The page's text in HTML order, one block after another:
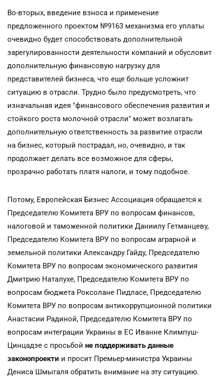
Во-вторых, введение взноса и применение
предложенного проектом №9163 механизма его уплаты
очевидно будет способствовать дополнительной
зарегулированности деятельности компаний и обусловит
дополнительную финансовую нагрузку для
представителей бизнеса, что еще больше усложнит
ситуацию в отрасли. Трудно было предусмотреть, что
изначальная идея "финансового обеспечения развития и
стойкого роста молочной отрасли" может возлагать
дополнительную ответственность за развитие отрасли
на бизнес, который пострадал, но, очевидно, и так
продолжает делать все возможное для сферы,
прозрачно работать платя налоги, и тому подобное.
Потому, Европейская Бизнес Ассоциация обращается к
Председателю Комитета ВРУ по вопросам финансов,
налоговой и таможенной политики Даниилу Гетманцеву,
Председателю Комитета ВРУ по вопросам аграрной и
земельной политики Александру Гайду, Председателю
Комитета ВРУ по вопросам экономического развития
Дмитрию Наталухе, Председателю Комитета ВРУ по
вопросам бюджета Роксолане Пидласе, Председателю
Комитета ВРУ по вопросам антикоррупционной политики
Анастасии Радиной, Председателю Комитета ВРУ по
вопросам интеграции Украины в ЕС Иванне Климпуш-
Цинцадзе с просьбой не поддерживать данные
законопроекти и просит Премьер-министра Украины
Дениса Шмыгаля обратить внимание на эту ситуацию.